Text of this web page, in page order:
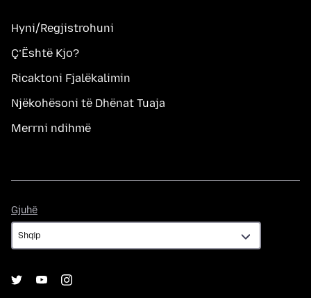
Hyni/Regjistrohuni
Ç’Është Kjo?
Ricaktoni Fjalëkalimin
Njëkohësoni të Dhënat Tuaja
Merrni ndihmë
Gjuhë